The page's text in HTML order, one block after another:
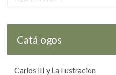
Catálogos
Carlos III y La Ilustración